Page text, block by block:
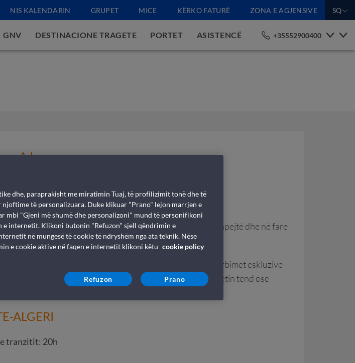
NIS KALENDARIN GRUPET MICE KËRKO FATURË ZONA E AGJENSIVE SQ
GNV DESTINACIONE TRAGETE PORTET ASISTENCË +35552900400
Alger
për në Algjeri
sistemi i prenotimit të GNV është i sigurt dhe i shpejtë dhe në fare
tragetesh të menduara fiks për ty. Zbulo të gjitha shërbimet eskluzive
"Pets, Welcome on board" dhe të transportosh automjetin tënd ose
ALGERI
tranzitit: 20h
dhe, paraprakisht me miratimin Tuaj, të profilizimit tonë dhe të
të personalizuara. Duke klikuar "Prano" lejon marrjen e
mbi "Gjeni më shumë dhe personalizoni" mund të personifikoni
e internetit. Klikoni butonin "Refuzon" sjell qëndrimin e
në mungesë të cookie të ndryshëm nga ata teknik. Nëse
e cookie aktive në faqen e internetit klikoni këtu cookie policy
Refuzon Prano